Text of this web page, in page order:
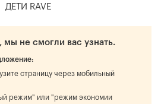
ДЕТИ RAVE
мы не смогли вас узнать.
страницу через мобильный
режим" или "режим экономии